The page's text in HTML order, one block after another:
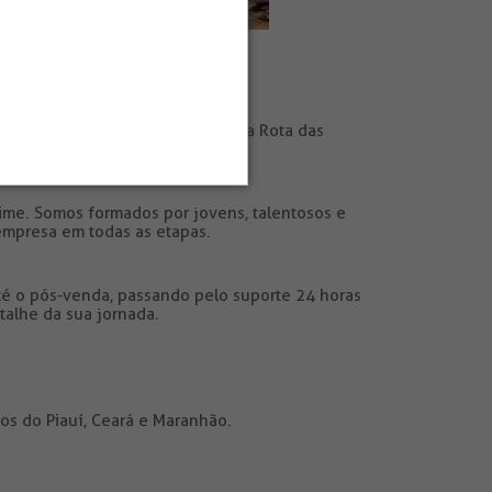
custo e alto valor agregado na Rota das
Somos formados por jovens, talentosos e
em todas as etapas.
o pós-venda, passando pelo suporte 24 horas
da sua jornada.
do Piauí, Ceará e Maranhão.